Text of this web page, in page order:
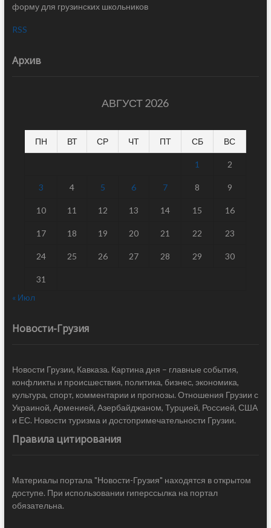
форму для грузинских школьников
RSS
Архив
АВГУСТ 2026
ПН ВТ СР ЧТ ПТ СБ ВС
1 2
3 4 5 6 7 8 9
10 11 12 13 14 15 16
17 18 19 20 21 22 23
24 25 26 27 28 29 30
31
« Июл
Новости-Грузия
Новости Грузии, Кавказа. Картина дня – главные события,
конфликты и происшествия, политика, бизнес, экономика,
культура, спорт, комментарии и прогнозы. Отношения Грузии с
Украиной, Арменией, Азербайджаном, Турцией, Россией, США
и ЕС. Новости туризма и достопримечательности Грузии.
Правила цитирования
Материалы портала "Новости-Грузия" находятся в открытом
доступе. При использовании гиперссылка на портал
обязательна.